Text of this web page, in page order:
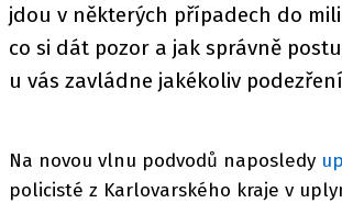
jdou v některých případech do
co si dát pozor a jak správně
u vás zavládne jakékoliv
Na novou vlnu podvodů naposledy
policisté z Karlovarského kraje v